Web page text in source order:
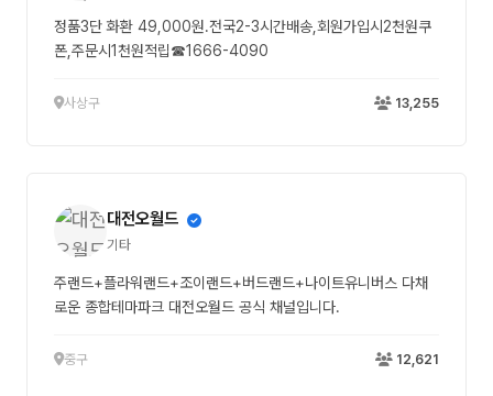
정품3단 화환 49,000원.전국2-3시간배송,회원가입시2천원쿠
폰,주문시1천원적립☎1666-4090
사상구 13,255
대전오월드
기타
주랜드+플라워랜드+조이랜드+버드랜드+나이트유니버스 다채
로운 종합테마파크 대전오월드 공식 채널입니다.
중구 12,621